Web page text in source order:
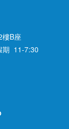
B座
期 11-7:30